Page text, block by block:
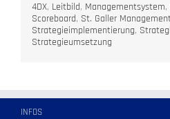
4DX, Leitbild, Managementsystem,
Scoreboard, St. Galler
Strategieimplementierung,
Strategieumsetzung
INFOS